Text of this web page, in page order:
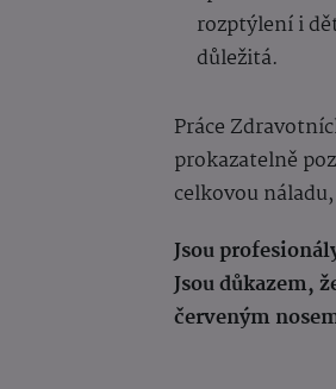
rozptýlení i
důležitá.
Práce
prokazatelně
celkovou
Jsou
Jsou důkazem,
červeným